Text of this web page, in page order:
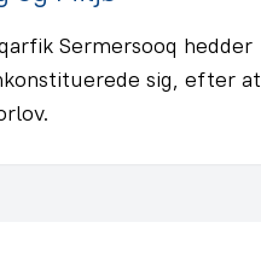
Sermersooq hedder
sig, efter at